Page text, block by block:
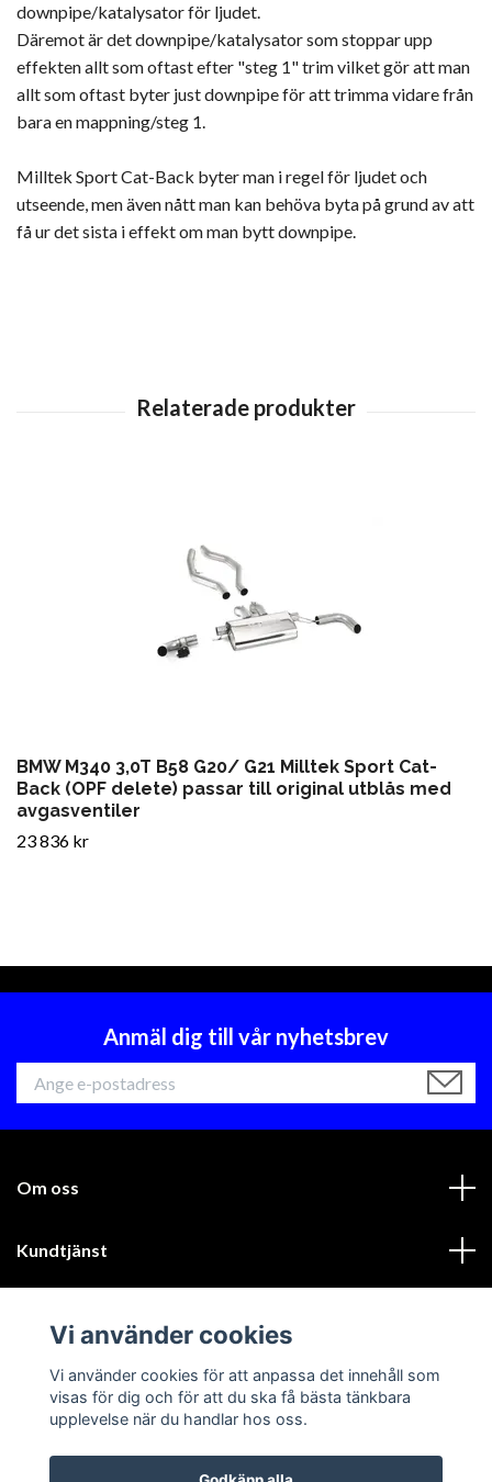
downpipe/katalysator för ljudet.
Däremot är det downpipe/katalysator som stoppar upp
effekten allt som oftast efter "steg 1" trim vilket gör att man
allt som oftast byter just downpipe för att trimma vidare från
bara en mappning/steg 1.
Milltek Sport Cat-Back byter man i regel för ljudet och
utseende, men även nått man kan behöva byta på grund av att
få ur det sista i effekt om man bytt downpipe.
BMW M340 3,0T B58 G20/ G21 Milltek Sport Cat-
Back (OPF delete) passar till original utblås med
avgasventiler
23 836 kr
Anmäl dig till vår nyhetsbrev
Om oss
Kundtjänst
Sociala medier
Vi använder cookies
Vi använder cookies för att anpassa det innehåll som
visas för dig och för att du ska få bästa tänkbara
upplevelse när du handlar hos oss.